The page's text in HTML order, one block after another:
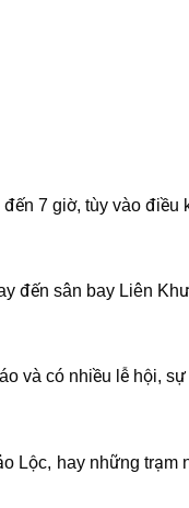
7 giờ, tùy vào điều
đến sân bay Liên
và có nhiều lễ hội, sự
Lộc, hay những